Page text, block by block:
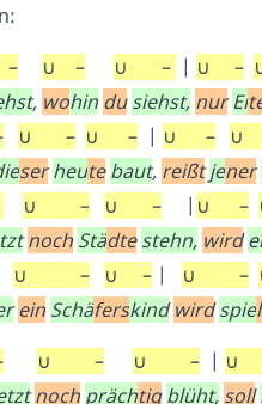
∪ – ∪ – | ∪ –
, wohin du siehst, nur Ei
∪ – ∪ – | ∪ – ∪
ser heute baut, reißt jener
∪ – ∪ – | ∪ –
noch Städte stehn, wird ei
∪ – ∪ – | ∪ –
ein Schäferskind wird spie
∪ – ∪ – | ∪
noch prächtig blüht, soll